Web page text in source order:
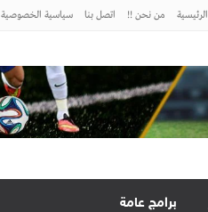
الرئيسية من نحن !! اتصل بنا سياسية الخصوصية
برامج عامة